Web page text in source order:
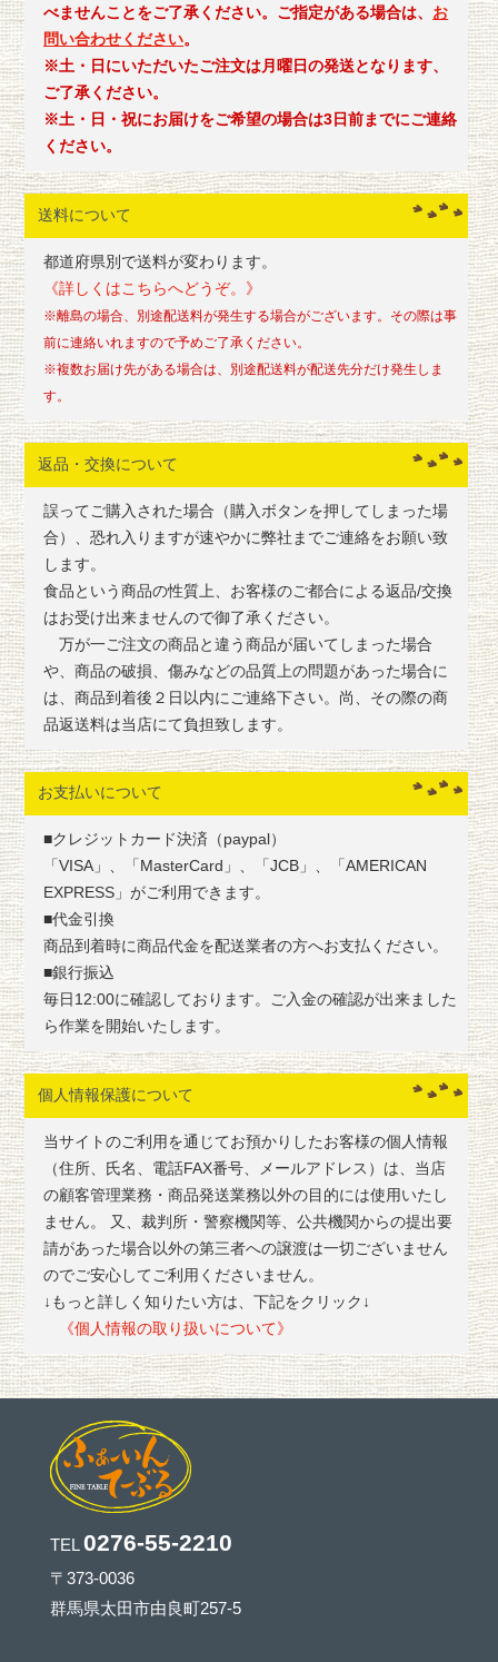
べませんことをご了承ください。ご指定がある場合は、 お
問い合わせください。
※土・日にいただいたご注文は月曜日の発送となります、
ご了承ください。
※土・日・祝にお届けをご希望の場合は3日前までにご連絡
ください。
送料について
都道府県別で送料が変わります。
《詳しくはこちらへどうぞ。》
※離島の場合、別途配送料が発生する場合がございます。その際は事
前に連絡いれますので予めご了承ください。
※複数お届け先がある場合は、別途配送料が配送先分だけ発生しま
す。
返品・交換について
誤ってご購入された場合（購入ボタンを押してしまった場
合）、恐れ入りますが速やかに弊社までご連絡をお願い致
します。
食品という商品の性質上、お客様のご都合による返品/交換
はお受け出来ませんので御了承ください。
万が一ご注文の商品と違う商品が届いてしまった場合
や、商品の破損、傷みなどの品質上の問題があった場合に
は、商品到着後２日以内にご連絡下さい。尚、その際の商
品返送料は当店にて負担致します。
お支払いについて
■クレジットカード決済（paypal）
「VISA」、「MasterCard」、「JCB」、「AMERICAN
EXPRESS」がご利用できます。
■代金引換
商品到着時に商品代金を配送業者の方へお支払ください。
■銀行振込
毎日12:00に確認しております。ご入金の確認が出来ました
ら作業を開始いたします。
個人情報保護について
当サイトのご利用を通じてお預かりしたお客様の個人情報
（住所、氏名、電話FAX番号、メールアドレス）は、当店
の顧客管理業務・商品発送業務以外の目的には使用いたし
ません。 又、裁判所・警察機関等、公共機関からの提出要
請があった場合以外の第三者への譲渡は一切ございません
のでご安心してご利用くださいません。
↓もっと詳しく知りたい方は、下記をクリック↓
《個人情報の取り扱いについて》
TEL 0276-55-2210
〒373-0036
群馬県太田市由良町257-5